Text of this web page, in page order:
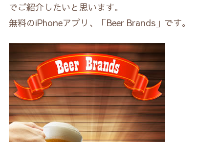
でご紹介したいと思います。
無料のiPhoneアプリ、「Beer Brands」です。